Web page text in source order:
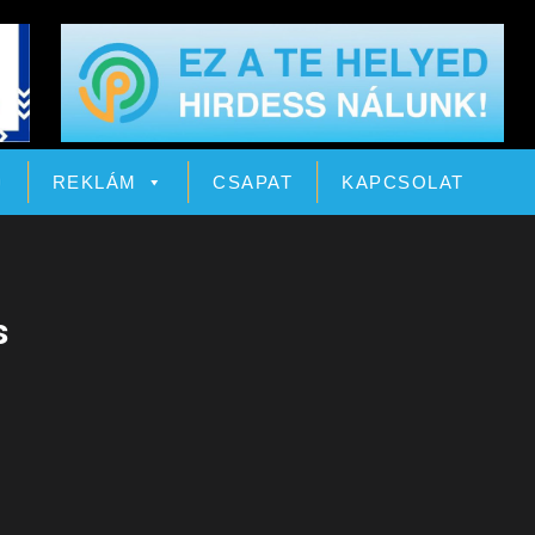
REKLÁM CSAPAT KAPCSOLAT